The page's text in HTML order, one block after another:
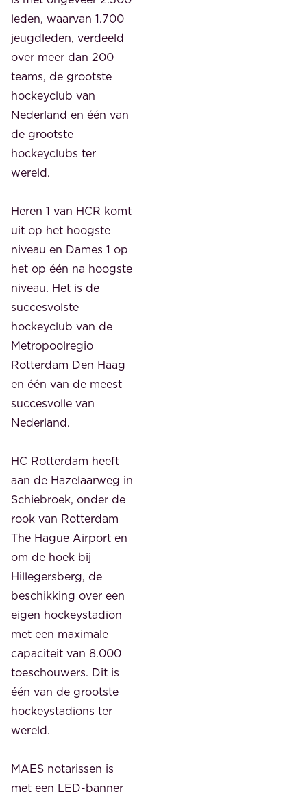
leden, waarvan 1.700
jeugdleden, verdeeld
over meer dan 200
teams, de grootste
hockeyclub van
Nederland en één van
de grootste
hockeyclubs ter
wereld.
Heren 1 van HCR komt
uit op het hoogste
niveau en Dames 1 op
het op één na hoogste
niveau. Het is de
succesvolste
hockeyclub van de
Metropoolregio
Rotterdam Den Haag
en één van de meest
succesvolle van
Nederland.
HC Rotterdam heeft
aan de Hazelaarweg in
Schiebroek, onder de
rook van Rotterdam
The Hague Airport en
om de hoek bij
Hillegersberg, de
beschikking over een
eigen hockeystadion
met een maximale
capaciteit van 8.000
toeschouwers. Dit is
één van de grootste
hockeystadions ter
wereld.
MAES notarissen is
met een LED-banner